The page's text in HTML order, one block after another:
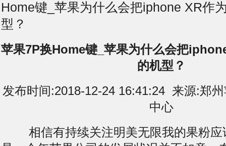
Home键_苹果为什么会把iphone XR作
型？
苹果7P换Home键_苹果为什么会把
的机型？
发布时间:2018-12-24 16:41:24 来源:郑
中心
相信有持续关注明美无限我的果粉应